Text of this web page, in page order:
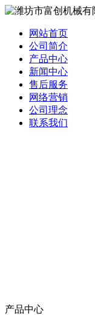
网站首页
公司简介
产品中心
新闻中心
售后服务
网络营销
公司理念
联系我们
产品中心